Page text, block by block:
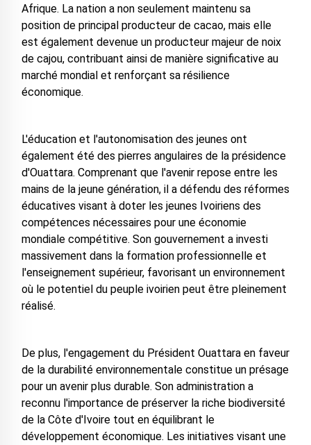
Afrique. La nation a non seulement maintenu sa
position de principal producteur de cacao, mais elle
est également devenue un producteur majeur de noix
de cajou, contribuant ainsi de manière significative au
marché mondial et renforçant sa résilience
économique.
L'éducation et l'autonomisation des jeunes ont
également été des pierres angulaires de la présidence
d'Ouattara. Comprenant que l'avenir repose entre les
mains de la jeune génération, il a défendu des réformes
éducatives visant à doter les jeunes Ivoiriens des
compétences nécessaires pour une économie
mondiale compétitive. Son gouvernement a investi
massivement dans la formation professionnelle et
l'enseignement supérieur, favorisant un environnement
où le potentiel du peuple ivoirien peut être pleinement
réalisé.
De plus, l'engagement du Président Ouattara en faveur
de la durabilité environnementale constitue un présage
pour un avenir plus durable. Son administration a
reconnu l'importance de préserver la riche biodiversité
de la Côte d'Ivoire tout en équilibrant le
développement économique. Les initiatives visant une